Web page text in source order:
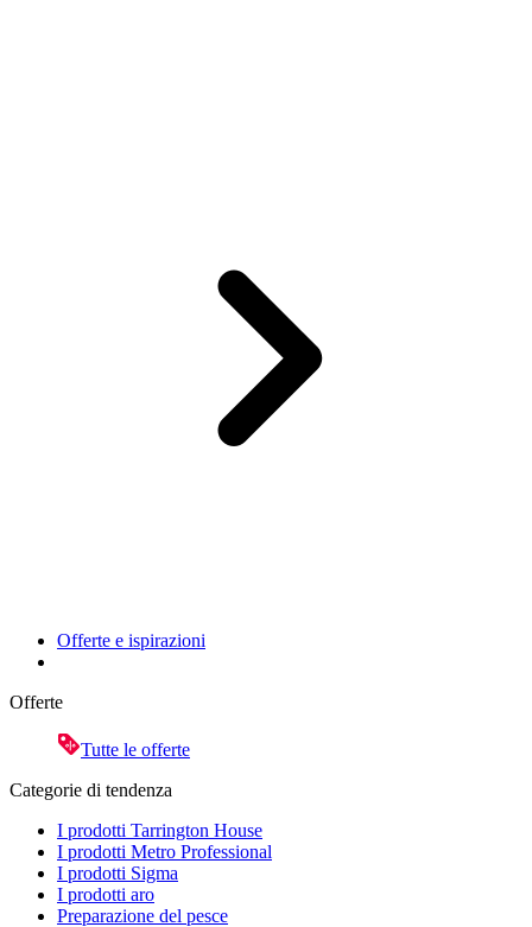
Offerte e ispirazioni
Offerte
Tutte le offerte
Categorie di tendenza
I prodotti Tarrington House
I prodotti Metro Professional
I prodotti Sigma
I prodotti aro
Preparazione del pesce